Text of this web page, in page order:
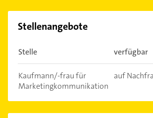
Stellenangebote
Stelle verfügbar
Kaufmann/-frau für
Marketingkommunikation
auf